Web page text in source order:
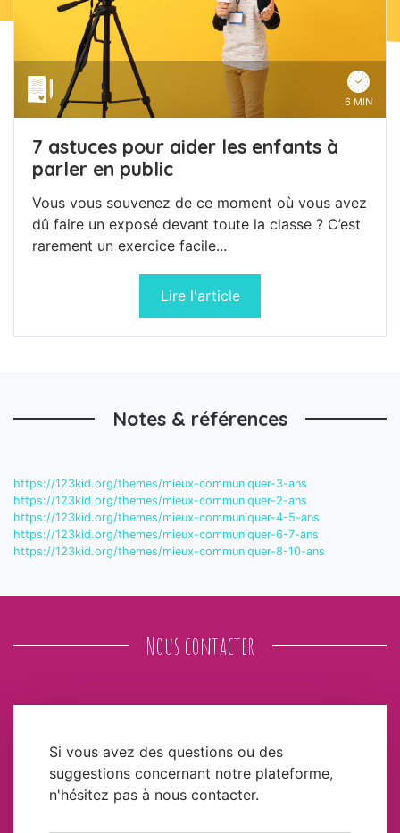
6 MIN
7 astuces pour aider les enfants à
parler en public
Vous vous souvenez de ce moment où vous avez
dû faire un exposé devant toute la classe ? C’est
rarement un exercice facile...
Lire l'article
Notes & références
https://123kid.org/themes/mieux-communiquer-3-ans
https://123kid.org/themes/mieux-communiquer-2-ans
https://123kid.org/themes/mieux-communiquer-4-5-ans
https://123kid.org/themes/mieux-communiquer-6-7-ans
https://123kid.org/themes/mieux-communiquer-8-10-ans
Nous contacter
Si vous avez des questions ou des
suggestions concernant notre plateforme,
n'hésitez pas à nous contacter.